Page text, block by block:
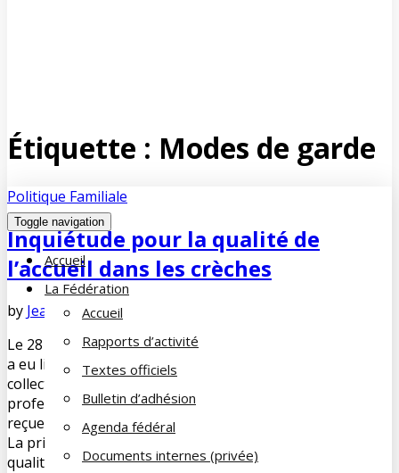
Toggle navigation
Accueil
La Fédération
Accueil
Rapports d’activité
Textes officiels
Bulletin d’adhésion
Agenda fédéral
Documents internes (privée)
Étiquette : Modes de garde
Politique Familiale
Inquiétude pour la qualité de
l’accueil dans les crèches
by Jean-François COUE
Le 28 mars, une première (forte) journée de mobilisation
a eu lieu dans de nombreuses crèches à l’appel du
collectif « Pas de bébés à la consigne » regroupant
professionnels et syndicats. En parallèle, une pétition a
reçue 17 000 signatures en quelques heures sur Internet.
La principale raison de cette inquiétude est de voir la
qualité des services […]